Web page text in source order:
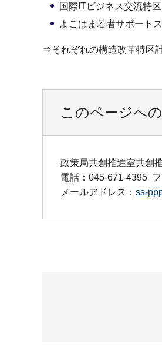
国際ITビジネス交流特区
よこはま若者サポート
⇒それぞれの構造改革特区
このページへ
政策局共創推進室共創
電話：045-671-4395
メールアドレス： ss-